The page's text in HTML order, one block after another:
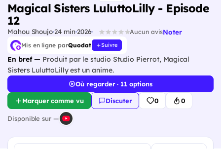
Magical Sisters LuluttoLilly - Episode
12
Mahou Shoujo 24 min 2026 Aucun avisNoter
Mis en ligne parQuodat Suivre
En bref — Produit par le studio Studio Pierrot, Magical
Sisters LuluttoLilly est un anime.
Où regarder · 11 options
Marquer comme vu Discuter 0 0
Disponible sur —